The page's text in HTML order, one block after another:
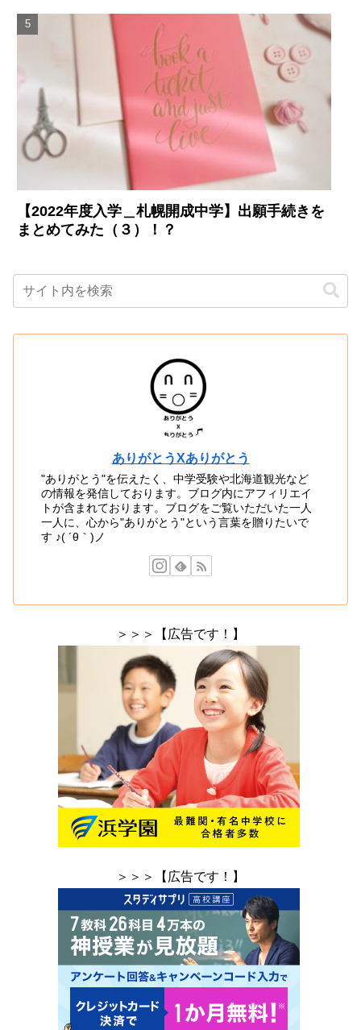
【2022年度入学＿札幌開成中学】出願手続きを
まとめてみた（３）！？
ありがとうXありがとう
"ありがとう"を伝えたく、中学受験や北海道観光など
の情報を発信しております。ブログ内にアフィリエイ
トが含まれております。ブログをご覧いただいた一人
一人に、心から"ありがとう"という言葉を贈りたいで
す ♪( ´θ｀)ノ
＞＞＞【広告です！】
＞＞＞【広告です！】